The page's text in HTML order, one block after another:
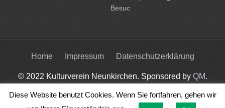
Besuc
Home Impressum Datenschutzerklärung
© 2022 Kulturverein Neunkirchen. Sponsored by QM.
Diese Website benutzt Cookies. Wenn Sie fortfahren, gehen wir